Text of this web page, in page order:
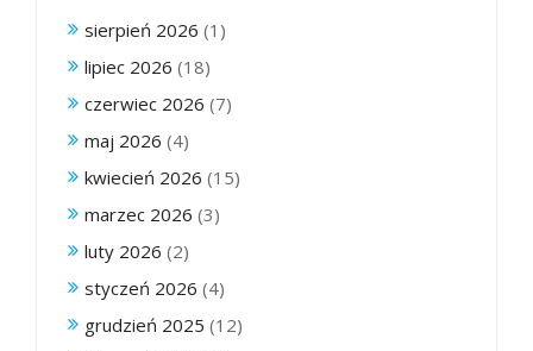
sierpień 2026 (1)
lipiec 2026 (18)
czerwiec 2026 (7)
maj 2026 (4)
kwiecień 2026 (15)
marzec 2026 (3)
luty 2026 (2)
styczeń 2026 (4)
grudzień 2025 (12)